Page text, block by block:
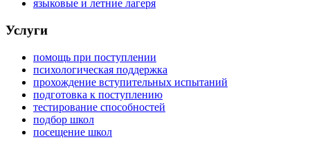
языковые и летние лагеря
Услуги
помощь при поступлении
психологическая поддержка
прохождение вступительных испытаний
подготовка к поступлению
тестирование способностей
подбор школ
посещение школ